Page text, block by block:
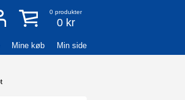
0 produkter
0 kr
Mine køb Min side